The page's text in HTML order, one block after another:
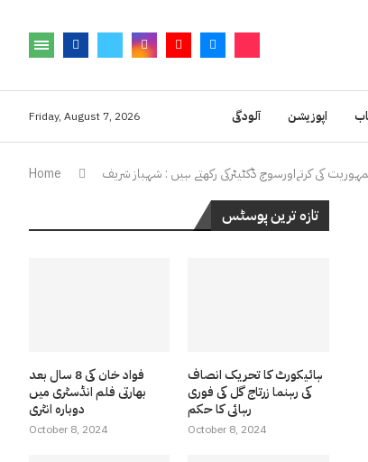
Friday, August 7, 2026 آلودگی اپوزیشن
Home کی کرتےاورسوچ ڈکٹیٹرکی رکھتے ہیں : شہباز شریف
تازہ ترین پوسٹس
فواد خان کی 8 سال بعد
بھارتی فلم انڈسٹری میں
دوبارہ انٹری
October 8, 2024
ہائیکورٹ کا تحریک انصاف
کی رہنما زرتاج گل کی فوری
رہائی کا حکم
October 8, 2024